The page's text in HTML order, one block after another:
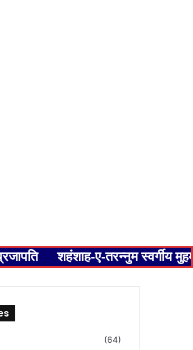
शहंशाह-ए-तरन्नुम स्वर्गीय
(64)